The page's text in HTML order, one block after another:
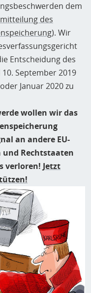
dem
des
). Wir
Entscheidung des
September 2019
Januar 2020 zu
wollen wir das
an andere EU-
und Rechtstaaten
verloren! Jetzt